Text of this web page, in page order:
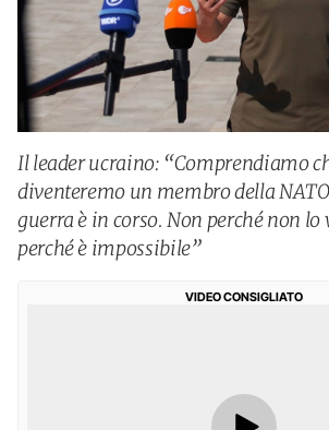
Il leader ucraino: “Comprendiamo
diventeremo un membro della
guerra è in corso. Non perché non
perché è impossibile”
VIDEO CONSIGLIATO